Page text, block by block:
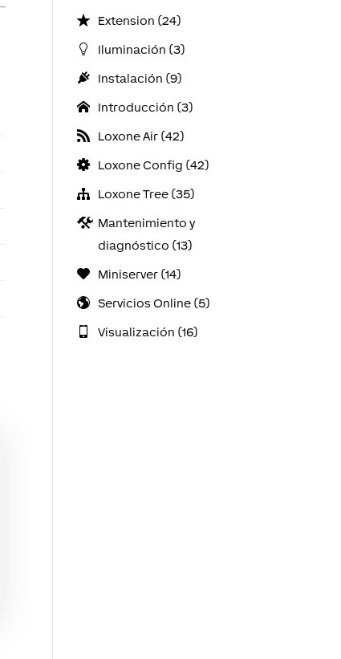
Extension (24)
Iluminación (3)
Instalación (9)
Introducción (3)
Loxone Air (42)
Loxone Config (42)
Loxone Tree (35)
Mantenimiento y
diagnóstico (13)
Miniserver (14)
Servicios Online (5)
Visualización (16)